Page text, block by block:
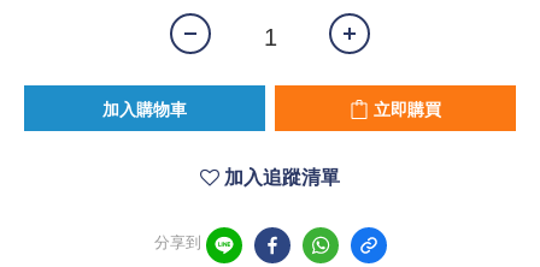
加入購物車 立即購買
加入追蹤清單
分享到